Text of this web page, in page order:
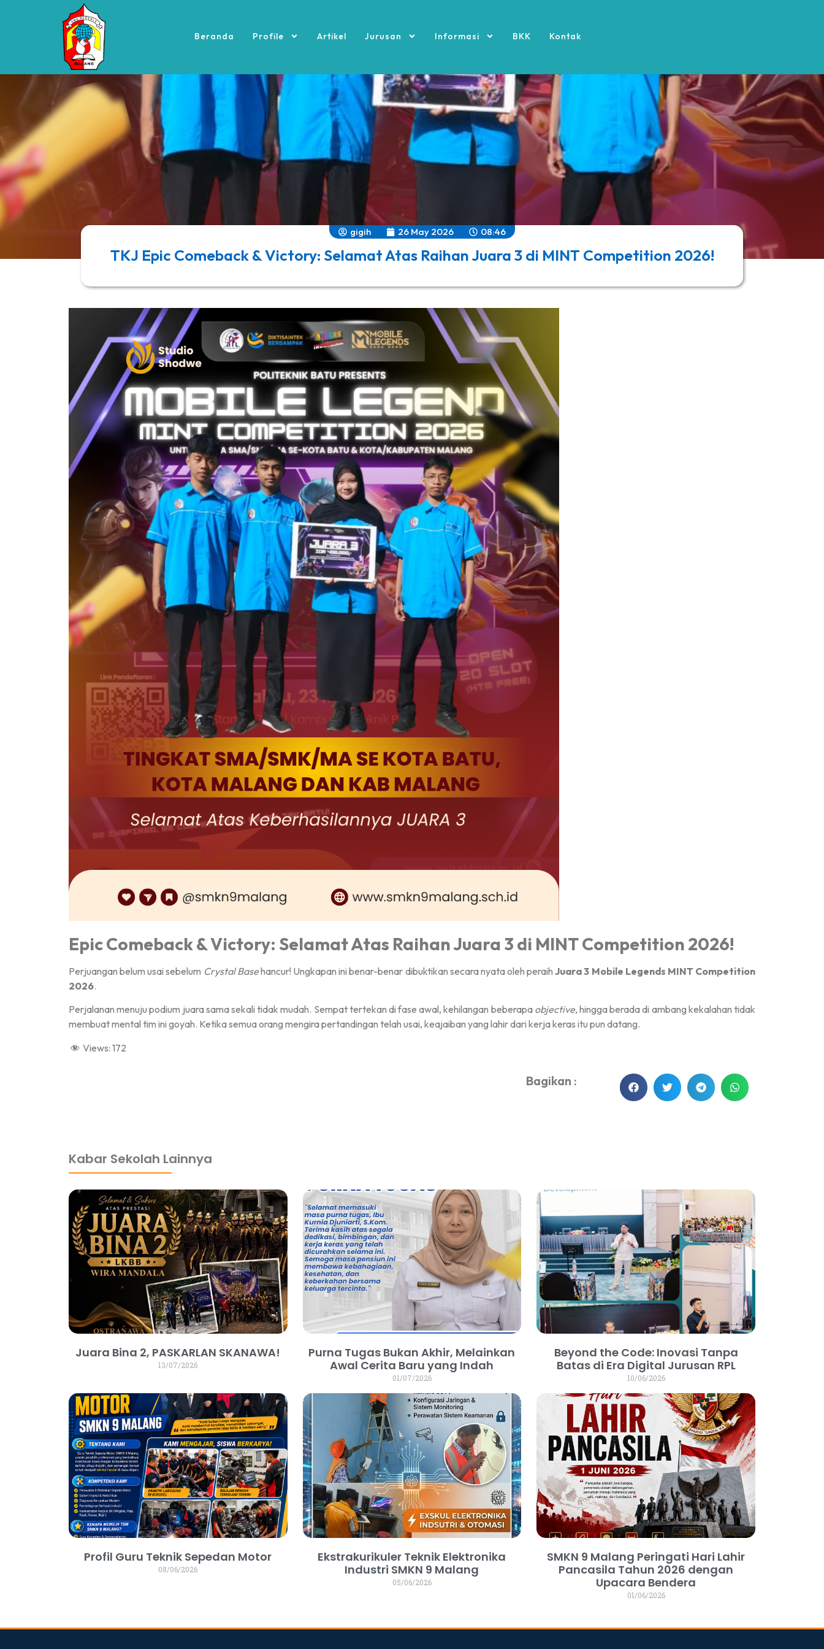
Beranda Profile Artikel Jurusan Informasi BKK Kontak
gigih 26 May 2026 08:46
TKJ Epic Comeback & Victory: Selamat Atas Raihan Juara 3 di MINT Competition 2026!
Epic Comeback & Victory: Selamat Atas Raihan Juara 3 di MINT Competition 2026!
Perjuangan belum usai sebelum Crystal Basehancur! Ungkapan ini benar-benar dibuktikan secara nyata oleh peraihJuara 3 Mobile Legends MINT Competition
2026.
Perjalanan menuju podium juara sama sekali tidak mudah. Sempat tertekan di fase awal, kehilangan beberapa objective, hingga berada di ambang kekalahan tidak
membuat mental tim ini goyah. Ketika semua orang mengira pertandingan telah usai, keajaiban yang lahir dari kerja keras itu pun datang.
Views: 172
Bagikan :
Kabar Sekolah Lainnya
Juara Bina 2, PASKARLAN SKANAWA!
13/07/2026
Purna Tugas Bukan Akhir, Melainkan
Awal Cerita Baru yang Indah
01/07/2026
Beyond the Code: Inovasi Tanpa
Batas di Era Digital Jurusan RPL
10/06/2026
Profil Guru Teknik Sepedan Motor
08/06/2026
Ekstrakurikuler Teknik Elektronika
Industri SMKN 9 Malang
05/06/2026
SMKN 9 Malang Peringati Hari Lahir
Pancasila Tahun 2026 dengan
Upacara Bendera
01/06/2026